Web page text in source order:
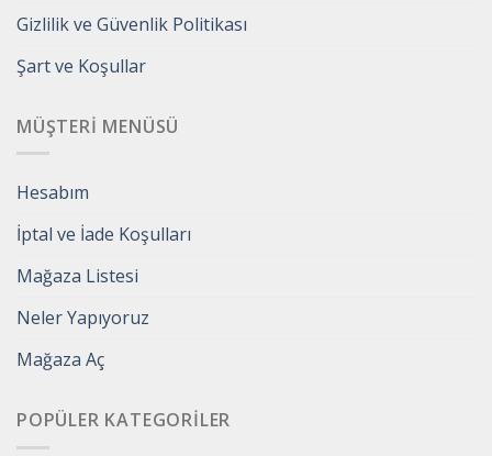
Gizlilik ve Güvenlik Politikası
Şart ve Koşullar
MÜŞTERI MENÜSÜ
Hesabım
İptal ve İade Koşulları
Mağaza Listesi
Neler Yapıyoruz
Mağaza Aç
POPÜLER KATEGORILER